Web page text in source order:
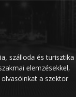
szálloda és turisztika
elemzésekkel,
a szektor